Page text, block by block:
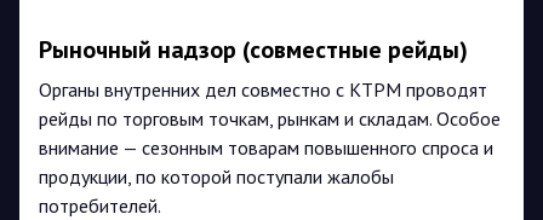
Рыночный надзор (совместные рейды)
Органы внутренних дел совместно с КТРМ проводят
рейды по торговым точкам, рынкам и складам. Особое
внимание — сезонным товарам повышенного спроса и
продукции, по которой поступали жалобы
потребителей.